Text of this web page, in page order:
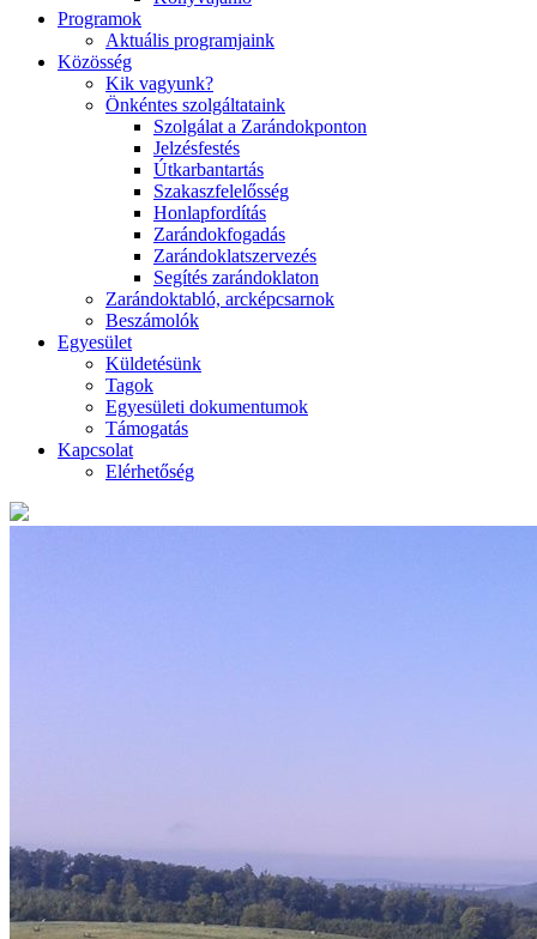
Programok
Aktuális programjaink
Közösség
Kik vagyunk?
Önkéntes szolgáltataink
Szolgálat a Zarándokponton
Jelzésfestés
Útkarbantartás
Szakaszfelelősség
Honlapfordítás
Zarándokfogadás
Zarándoklatszervezés
Segítés zarándoklaton
Zarándoktabló, arcképcsarnok
Beszámolók
Egyesület
Küldetésünk
Tagok
Egyesületi dokumentumok
Támogatás
Kapcsolat
Elérhetőség